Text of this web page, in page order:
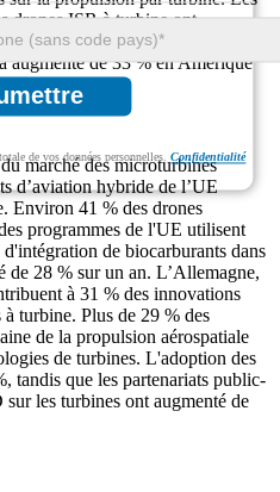
de vos données personnelles.Confidentialité
drones ISR à turbine ont
Le financement de démarrage
augmenté de 33 % en Amérique
marché des microturbines
d’aviation hybride de l’UE
Environ 41 % des drones
programmes de l'UE utilisent
de biocarburants dans
de 28 % sur un an. L’Allemagne,
à 31 % des innovations
turbine. Plus de 29 % des
de la propulsion aérospatiale
de turbines. L'adoption des
tandis que les partenariats public-
les turbines ont augmenté de